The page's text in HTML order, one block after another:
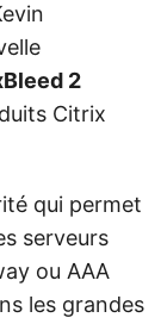
2
Citrix
qui permet
serveurs
ou AAA
les grandes